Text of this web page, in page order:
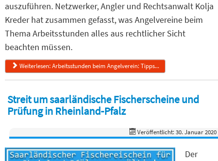
auszuführen. Netzwerker, Angler und Rechtsanwalt Kolja
Kreder hat zusammen gefasst, was Angelvereine beim
Thema Arbeitsstunden alles aus rechtlicher Sicht
beachten müssen.
Weiterlesen: Arbeitsstunden beim Angelverein: Tipps...
Streit um saarländische Fischerscheine und
Prüfung in Rheinland-Pfalz
Veröffentlicht: 30. Januar 2020
Der